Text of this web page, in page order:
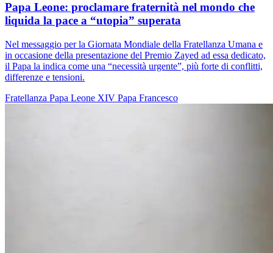
Papa Leone: proclamare fraternità nel mondo che
liquida la pace a “utopia” superata
Nel messaggio per la Giornata Mondiale della Fratellanza Umana e
in occasione della presentazione del Premio Zayed ad essa dedicato,
il Papa la indica come una “necessità urgente”, più forte di conflitti,
differenze e tensioni.
Fratellanza Papa Leone XIV Papa Francesco